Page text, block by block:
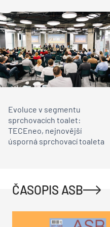
Evoluce v segmentu
sprchovacích toalet:
TECEneo, nejnovější
úsporná sprchovací toaleta
ČASOPIS ASB